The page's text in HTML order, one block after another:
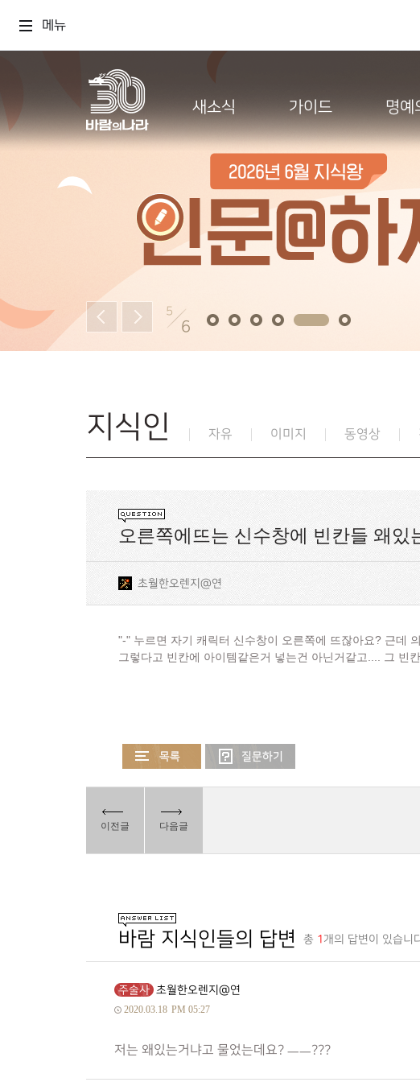
메뉴
새소식 가이드 명예
5
6
지식인 자유 이미지 동영상
오른쪽에뜨는 신수창에 빈칸들 왜있
초월한오렌지@연
"-" 누르면 자기 캐릭터 신수창이 오른쪽에 뜨잖아요? 근데
그렇다고 빈칸에 아이템같은거 넣는건 아닌거같고.... 그 빈
이전글 다음글
바람 지식인들의 답변 총 1 개의 답변이 있습니
주술사 초월한오렌지@연
2020.03.18 PM 05:27
저는 왜있는거냐고 물었는데요? ㅡㅡ???